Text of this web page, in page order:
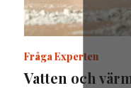
Fråga Experten
Vatten och